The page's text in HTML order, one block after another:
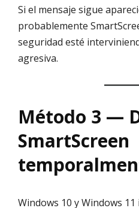
Si el mensaje sigue
probablemente
seguridad esté
agresiva.
Método 3 —
SmartScreen
Windows 10 y Windows